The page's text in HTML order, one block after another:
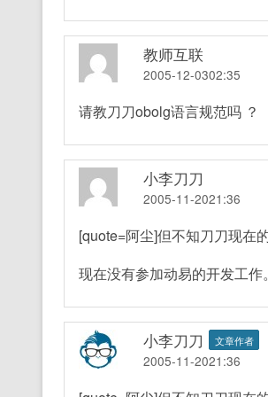
教师互联
2005-12-0302:35
请教刀刀obolg语言规范吗 ？
小李刀刀
2005-11-2021:36
[quote=阿尘]但不知刀刀现在
现在没有参加动易的开发工作
小李刀刀 文章作者
2005-11-2021:36